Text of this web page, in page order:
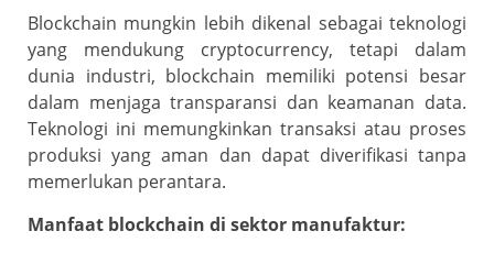
Blockchain mungkin lebih dikenal sebagai teknologi
yang mendukung cryptocurrency, tetapi dalam
dunia industri, blockchain memiliki potensi besar
dalam menjaga transparansi dan keamanan data.
Teknologi ini memungkinkan transaksi atau proses
produksi yang aman dan dapat diverifikasi tanpa
memerlukan perantara.
Manfaat blockchain di sektor manufaktur: